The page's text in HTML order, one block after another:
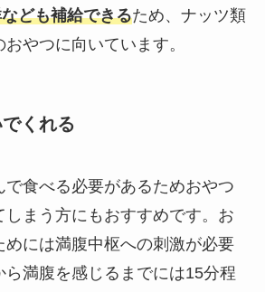
ども補給できるため、ナッツ類
やつに向いています。
くれる
で食べる必要があるためおやつ
しまう方にもおすすめです。お
めには満腹中枢への刺激が必要
ら満腹を感じるまでには15分程